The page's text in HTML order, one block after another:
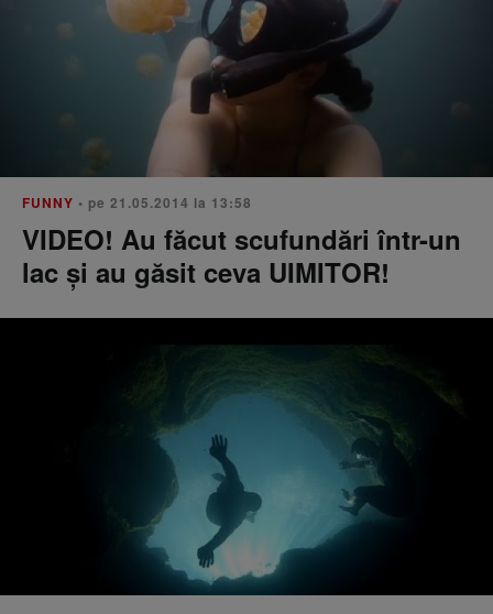
FUNNY • pe 21.05.2014 la 13:58
VIDEO! Au făcut scufundări într-un
lac și au găsit ceva UIMITOR!